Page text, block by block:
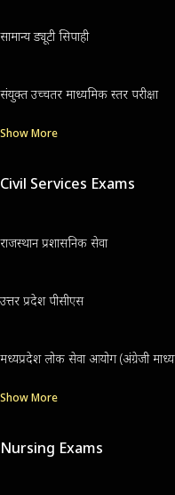
सामान्य ड्यूटी सिपाही
संयुक्त उच्चतर माध्यमिक स्तर परीक्षा
Show More
Civil Services Exams
राजस्थान प्रशासनिक सेवा
उत्तर प्रदेश पीसीएस
मध्यप्रदेश लोक सेवा आयोग (अंग्रेजी
Show More
Nursing Exams